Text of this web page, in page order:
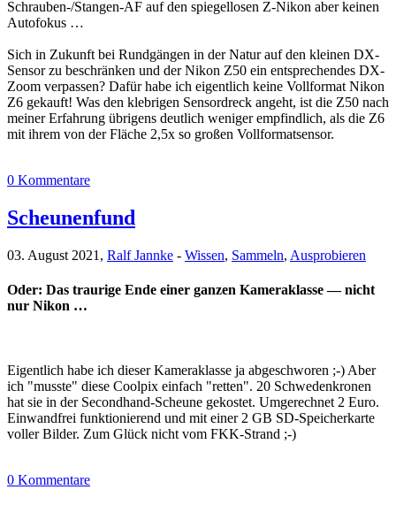
Schrauben-/Stangen-AF auf den spiegellosen Z-Nikon aber keinen
Autofokus …
Sich in Zukunft bei Rundgängen in der Natur auf den kleinen DX-
Sensor zu beschränken und der Nikon Z50 ein entsprechendes DX-
Zoom verpassen? Dafür habe ich eigentlich keine Vollformat Nikon
Z6 gekauft! Was den klebrigen Sensordreck angeht, ist die Z50 nach
meiner Erfahrung übrigens deutlich weniger empfindlich, als die Z6
mit ihrem von der Fläche 2,5x so großen Vollformatsensor.
0 Kommentare
Scheunenfund
03. August 2021, Ralf Jannke - Wissen, Sammeln, Ausprobieren
Oder: Das traurige Ende einer ganzen Kameraklasse — nicht
nur Nikon …
Eigentlich habe ich dieser Kameraklasse ja abgeschworen ;-) Aber
ich "musste" diese Coolpix einfach "retten". 20 Schwedenkronen
hat sie in der Secondhand-Scheune gekostet. Umgerechnet 2 Euro.
Einwandfrei funktionierend und mit einer 2 GB SD-Speicherkarte
voller Bilder. Zum Glück nicht vom FKK-Strand ;-)
0 Kommentare